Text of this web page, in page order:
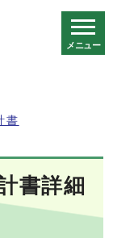
メニュー
書
書詳細